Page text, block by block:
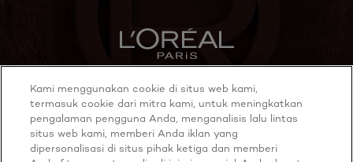
MORE TO EXPLORE
Kami menggunakan cookie di situs web kami,
termasuk cookie dari mitra kami, untuk meningkatkan
pengalaman pengguna Anda, menganalisis lalu lintas
situs web kami, memberi Anda iklan yang
dipersonalisasi di situs pihak ketiga dan memberi